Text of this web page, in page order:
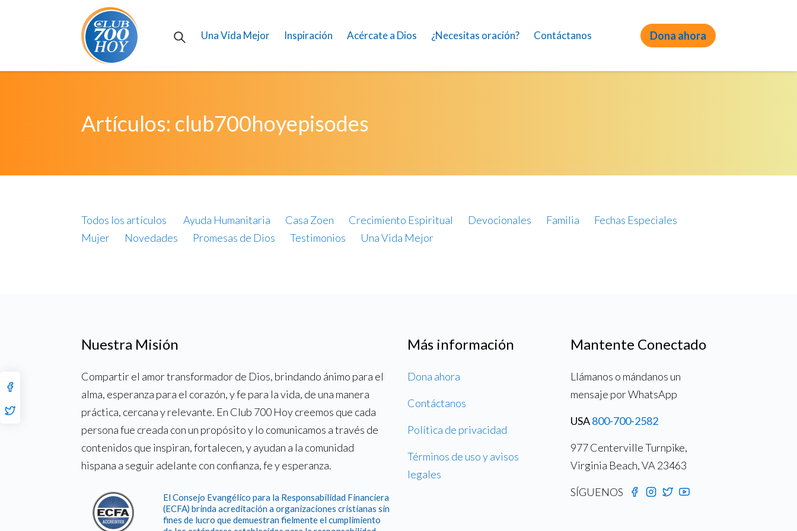
Una Vida Mejor Inspiración Acércate a Dios ¿Necesitas oración? Contáctanos Dona ahora
Artículos: club700hoyepisodes
Todos los artículos Ayuda Humanitaria Casa Zoen Crecimiento Espiritual Devocionales Familia
Fechas Especiales
Mujer
Novedades Promesas de Dios Testimonios Una Vida Mejor
Nuestra Misión
Compartir el amor transformador de Dios, brindando ánimo para el
alma, esperanza para el corazón, y fe para la vida, de una manera
práctica, cercana y relevante. En Club 700 Hoy creemos que cada
persona fue creada con un propósito y lo comunicamos a través de
contenidos que inspiran, fortalecen, y ayudan a la comunidad
hispana a seguir adelante con confianza, fe y esperanza.
El Consejo Evangélico para la Responsabilidad Financiera
(ECFA) brinda acreditación a organizaciones cristianas sin
fines de lucro que demuestran fielmente el cumplimiento
Más información
Dona ahora
Contáctanos
Política de privacidad
Términos de uso y avisos
legales
Mantente Conectado
Llámanos o mándanos un
mensaje por WhatsApp
USA800-700-2582
977 Centerville Turnpike,
Virginia Beach, VA 23463
SÍGUENOS